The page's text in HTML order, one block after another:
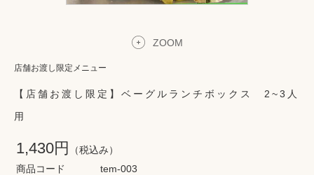
ZOOM
店舗お渡し限定メニュー
【店舗お渡し限定】ベーグルランチボックス 2~3人
用
1,430円
（税込み）
商品コード
tem-003